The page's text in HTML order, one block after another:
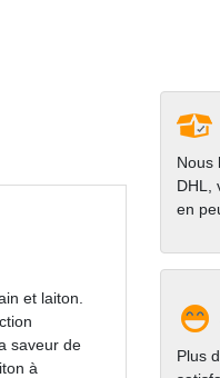
et laiton.
saveur de
à
Nous
DHL,
en
Plus